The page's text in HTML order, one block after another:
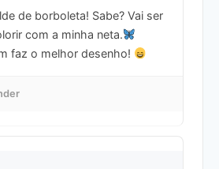
de borboleta! Sabe? Vai ser
com a minha neta.
faz o melhor desenho!